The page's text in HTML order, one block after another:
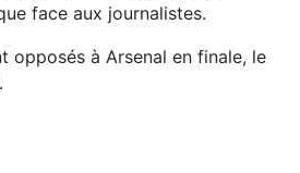
face aux journalistes.
opposés à Arsenal en finale, le